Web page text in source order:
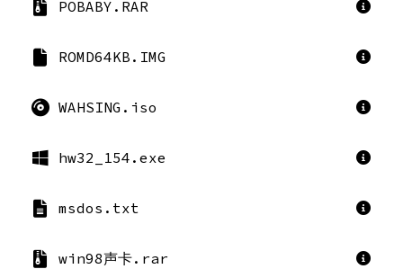
POBABY.RAR
ROMD64KB.IMG
WAHSING.iso
hw32_154.exe
msdos.txt
win98声卡.rar